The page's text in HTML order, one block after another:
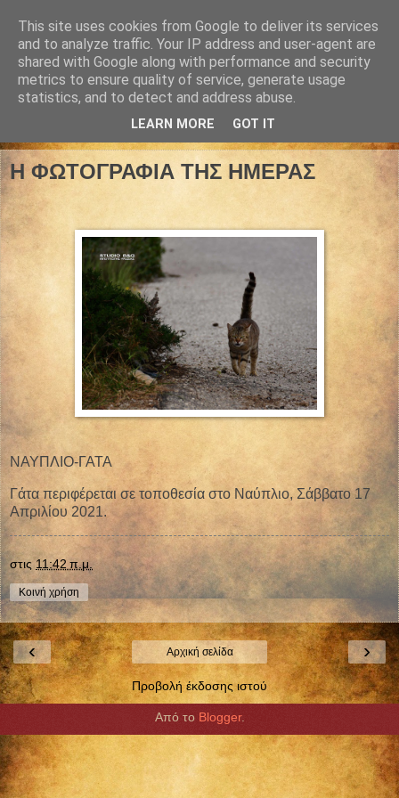
Η ΦΩΤΟΓΡΑΦΙΑ ΤΗΣ ΗΜΕΡΑΣ
ΝΑΥΠΛΙΟ-ΓΑΤΑ
Γάτα περιφέρεται σε τοποθεσία στο Ναύπλιο, Σάββατο 17
Απριλίου 2021.
στις11:42 π.μ.
Κοινή χρήση
‹ ›
Αρχική σελίδα
Προβολή έκδοσης ιστού
Από το Blogger.
This site uses cookies from Google to deliver its services
and to analyze traffic. Your IP address and user-agent are
shared with Google along with performance and security
metrics to ensure quality of service, generate usage
statistics, and to detect and address abuse.
LEARN MORE GOT IT